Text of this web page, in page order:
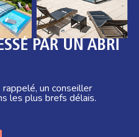
PAR UN ABRI
un conseiller
les plus brefs délais.